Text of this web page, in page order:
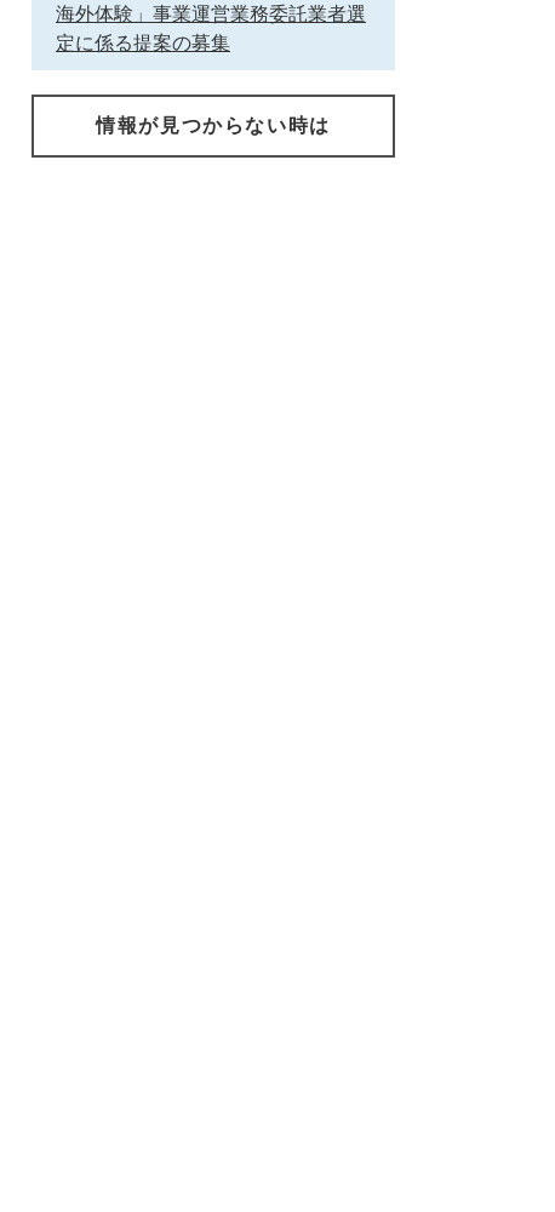
海外体験」事業運営業務委託業者選
定に係る提案の募集
情報が見つからない時は